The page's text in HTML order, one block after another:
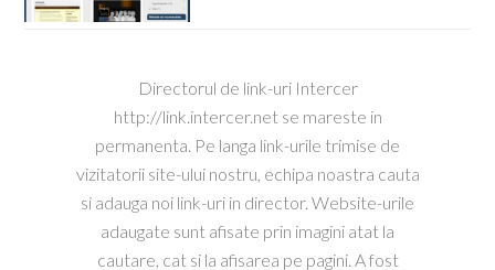
Directorul de link-uri Intercer
http://link.intercer.net se mareste in
permanenta. Pe langa link-urile trimise de
vizitatorii site-ului nostru, echipa noastra cauta
si adauga noi link-uri in director. Website-urile
adaugate sunt afisate prin imagini atat la
cautare, cat si la afisarea pe pagini. A fost